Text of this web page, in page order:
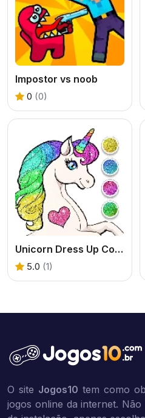
Impostor vs noob
0 (0)
Unicorn Dress Up Coloring Book
5.0 (1)
O site Jogos10 tem como
jogos online da internet.